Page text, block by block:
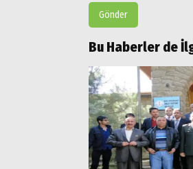
Gönder
Bu Haberler de